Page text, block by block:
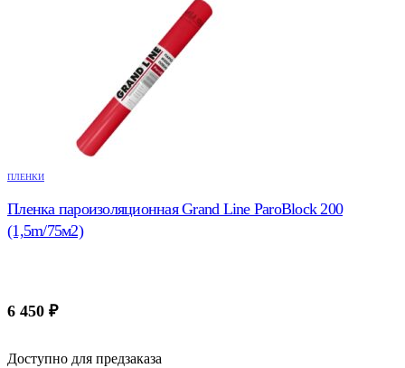
ПЛЕНКИ
Пленка пароизоляционная Grand Line ParoBlock 200
(1,5m/75м2)
6 450 ₽
Доступно для предзаказа